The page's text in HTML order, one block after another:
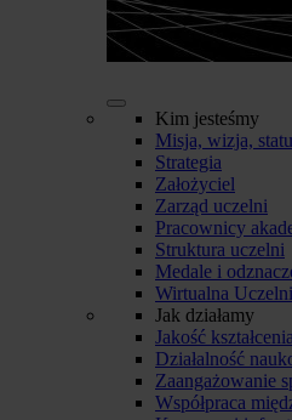
Kim jesteśmy
Misja, wizja,
Strategia
Założyciel
Zarząd uczelni
Pracownicy
Struktura uczelni
Medale i
Wirtualna
Jak działamy
Jakość kształcenia
Działalność
Zaangażowanie
Współpraca